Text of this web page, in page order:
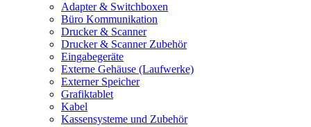
Adapter & Switchboxen
Büro Kommunikation
Drucker & Scanner
Drucker & Scanner Zubehör
Eingabegeräte
Externe Gehäuse (Laufwerke)
Externer Speicher
Grafiktablet
Kabel
Kassensysteme und Zubehör